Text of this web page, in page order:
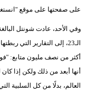
على صفحتها على موقع
الـ23، إلى التقارير التي
أكثر من نصف مليون متابع:
أنها أبعد من ذلك ولكن إذا
العالم، بدلًا من كل السلبية